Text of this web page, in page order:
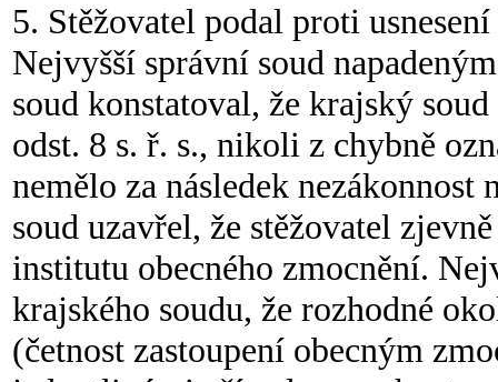
5. Stěžovatel podal proti
Nejvyšší správní soud
soud konstatoval, že krajský
odst. 8 s. ř. s., nikoli z chybně
nemělo za následek nezákonnost
soud uzavřel, že stěžovatel
institutu obecného zmocnění.
krajského soudu, že rozhodné
(četnost zastoupení obecným